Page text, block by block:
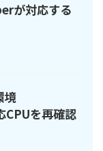
が対応する
境
CPUを再確認